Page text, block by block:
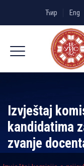
Ћир Eng
Izvještaj
kandidatima
zvanje